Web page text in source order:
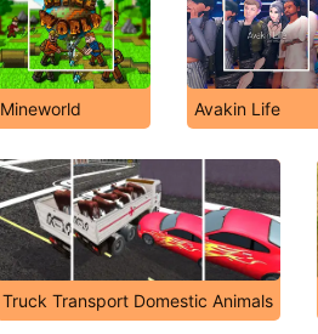
Mineworld Avakin Life
Truck Transport Domestic Animals